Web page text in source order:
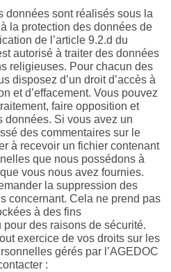
données sont réalisés sous la
la protection des données de
de l’article 9.2.d du
autorisé à traiter des données
religieuses. Pour chacun des
disposez d’un droit d’accès à
et d’effacement. Vous pouvez
faire opposition et
données. Si vous avez un
des commentaires sur le
à recevoir un fichier contenant
que nous possédons à
vous nous avez fournies.
la suppression des
concernant. Cela ne prend pas
à des fins
des raisons de sécurité.
exercice de vos droits sur les
gérés par l’AGEDOC
: